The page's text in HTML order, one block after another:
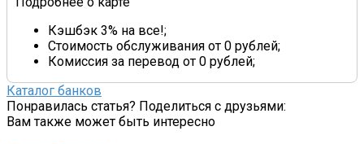
Кэшбэк 3% на все!;
Стоимость обслуживания от 0 рублей;
Комиссия за перевод от 0 рублей;
Каталог банков
Понравилась статья? Поделиться с друзьями:
Вам также может быть интересно